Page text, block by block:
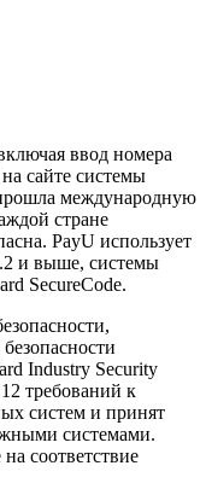
ввод номера
сайте системы
международную
стране
PayU использует
и выше, системы
SecureCode.
Industry Security
требований к
систем и принят
системами.
соответствие